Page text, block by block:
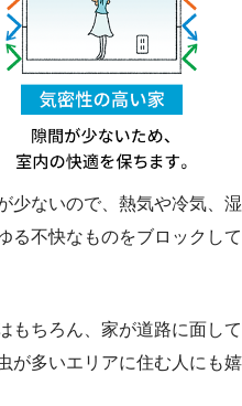
少ないので、熱気や冷気、湿
る不快なものをブロックして
もちろん、家が道路に面して
が多いエリアに住む人にも嬉